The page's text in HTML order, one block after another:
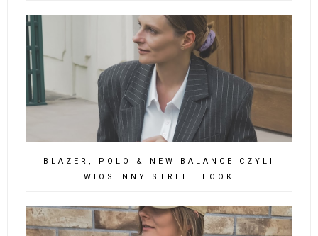
BLAZER, POLO & NEW BALANCE CZYLI
WIOSENNY STREET LOOK